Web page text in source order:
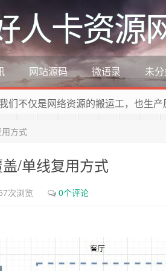
人卡资源
网站源码 微语录 未
们不仅是网络资源的搬运工，也生
方式
/单线复用方式
次浏览 0个评论